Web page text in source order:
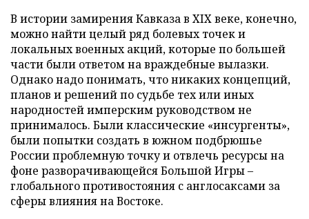
В истории замирения Кавказа в XIX веке, конечно,
можно найти целый ряд болевых точек и
локальных военных акций, которые по большей
части были ответом на враждебные вылазки.
Однако надо понимать, что никаких концепций,
планов и решений по судьбе тех или иных
народностей имперским руководством не
принималось. Были классические «инсургенты»,
были попытки создать в южном подбрюшье
России проблемную точку и отвлечь ресурсы на
фоне разворачивающейся Большой Игры –
глобального противостояния с англосаксами за
сферы влияния на Востоке.